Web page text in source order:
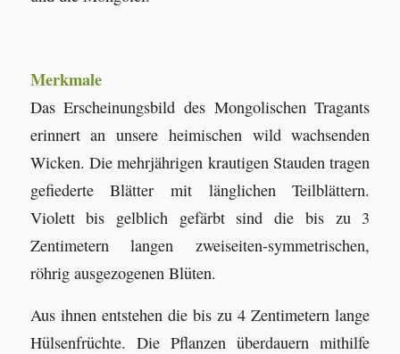
Merkmale
Das Erscheinungsbild des Mongolischen Tragants
erinnert an unsere heimischen wild wachsenden
Wicken. Die mehrjährigen krautigen Stauden tragen
gefiederte Blätter mit länglichen Teilblättern.
Violett bis gelblich gefärbt sind die bis zu 3
Zentimetern langen zweiseiten-symmetrischen,
röhrig ausgezogenen Blüten.
Aus ihnen entstehen die bis zu 4 Zentimetern lange
Hülsenfrüchte. Die Pflanzen überdauern mithilfe